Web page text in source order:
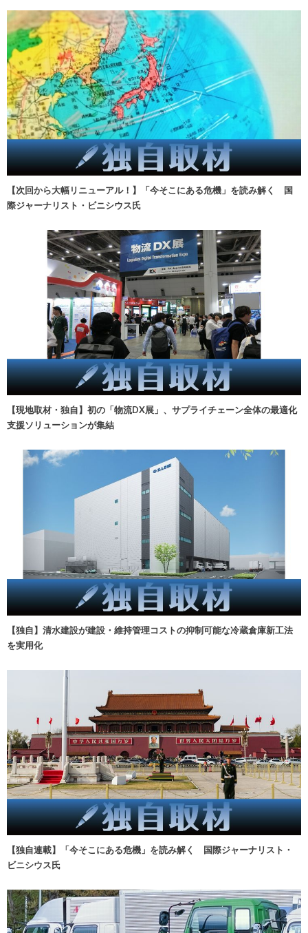
【次回から大幅リニューアル！】「今そこにある危機」を読み解く 国
際ジャーナリスト・ビニシウス氏
【現地取材・独自】初の「物流DX展」、サプライチェーン全体の最適化
支援ソリューションが集結
【独自】清水建設が建設・維持管理コストの抑制可能な冷蔵倉庫新工法
を実用化
【独自連載】「今そこにある危機」を読み解く 国際ジャーナリスト・
ビニシウス氏